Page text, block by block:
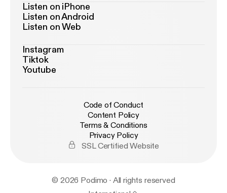
Listen on iPhone
Listen on Android
Listen on Web
Instagram
Tiktok
Youtube
Code of Conduct
Content Policy
Terms & Conditions
Privacy Policy
SSL Certified Website
© 2026 Podimo · All rights reserved